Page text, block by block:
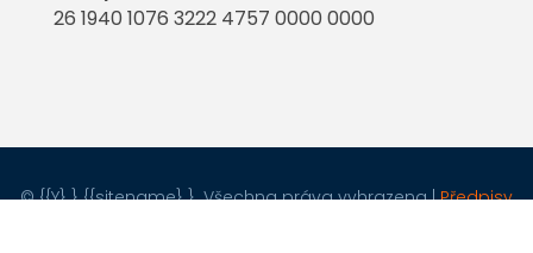
26 1940 1076 3222 4757 0000 0000
© {{Y} } {{sitename} }. Všechna práva vyhrazena |Předpisy